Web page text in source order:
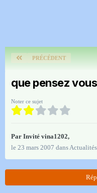
PRÉCÉDENT
que pensez
Noter ce sujet
Par Invité vina1202,
le 23 mars 2007 dans